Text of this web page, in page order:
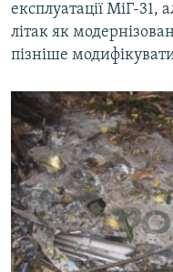
експлуатації МіГ-31,
літак як
пізніше